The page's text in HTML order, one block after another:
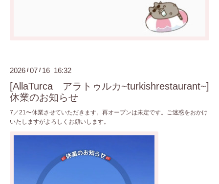
2026 /07 / 16 16:32
[AllaTurca アラトゥルカ~turkishrestaurant~]
休業のお知らせ
7／21〜休業させていただきます。再オープンは未定です。ご迷惑をおかけ
いたしますがよろしくお願いします。